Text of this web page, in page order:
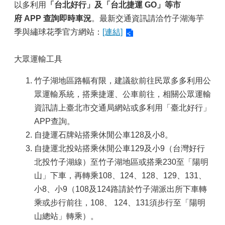
以多利用
「台北好行」及「台北捷運 GO」等市
府 APP 查詢即時車況。最新交通資訊請洽竹子湖海芋
季與繡球花季官方網站： [連結]
大眾運輸工具
竹子湖地區路幅有限，建議欲前往民眾多多利用公
眾運輸系統，搭乘捷運、公車前往，相關公眾運輸
資訊請上臺北市交通局網站或多利用「臺北好行」
APP查詢。
自捷運石牌站搭乘休閒公車128及小8。
自捷運北投站搭乘休閒公車129及小9（台灣好行
北投竹子湖線）至竹子湖地區或搭乘230至「陽明
山」下車，再轉乘108、124、128、129、131、
小8、小9（108及124路請於竹子湖派出所下車轉
乘或步行前往，108、 124、131須步行至「陽明
山總站」轉乘）。